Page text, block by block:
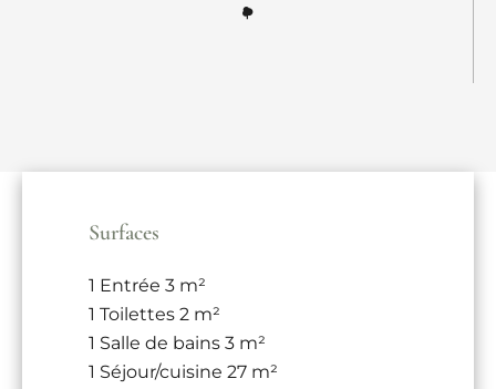
Surfaces
1 Entrée 3 m²
1 Toilettes 2 m²
1 Salle de bains 3 m²
1 Séjour/cuisine 27 m²